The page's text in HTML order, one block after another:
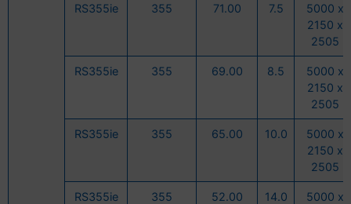
RS355ie 355 71.00 7.5
5000 x
2150 x
2505
RS355ie 355 69.00 8.5
5000 x
2150 x
2505
RS355ie 355 65.00 10.0
5000 x
2150 x
2505
RS355ie 355 52.00 14.0
5000 x